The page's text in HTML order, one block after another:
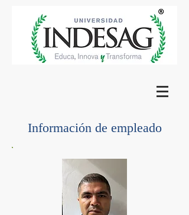
Información de empleado